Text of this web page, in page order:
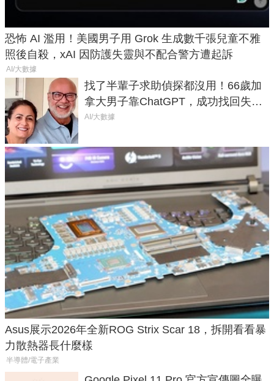
恐怖 AI 濫用！美國男子用 Grok 生成數千張兒童不雅
照後自殺，xAI 因防護失靈與不配合警方遭起訴
AI/大數據
找了半輩子求助偵探都沒用！66歲加
拿大男子靠ChatGPT，成功找回失散
50年家人
AI/大數據
Asus展示2026年全新ROG Strix Scar 18，拆開看看暴
力散熱器長什麼樣
半導體/電子產業